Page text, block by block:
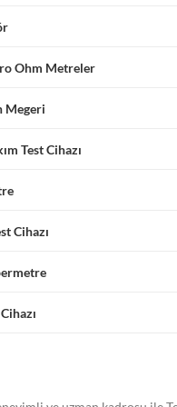
Ohm Metreler
Megeri
Test Cihazı
Cihazı